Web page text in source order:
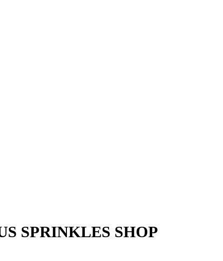
SPRINKLES SHOP